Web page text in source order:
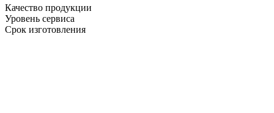
Качество продукции
Уровень сервиса
Срок изготовления